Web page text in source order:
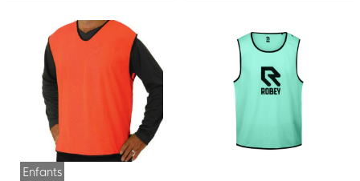
Enfants